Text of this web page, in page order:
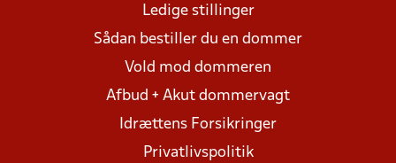
Ledige stillinger
Sådan bestiller du en dommer
Vold mod dommeren
Afbud + Akut dommervagt
Idrættens Forsikringer
Privatlivspolitik